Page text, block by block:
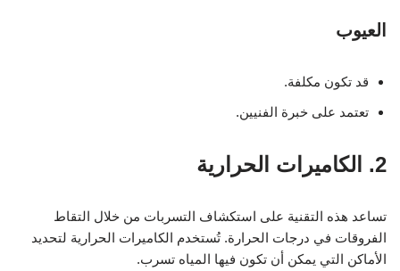
العيوب
قد تكون مكلفة.
تعتمد على خبرة الفنيين.
2. الكاميرات الحرارية
تساعد هذه التقنية على استكشاف التسربات من خلال التقاط
الفروقات في درجات الحرارة. تُستخدم الكاميرات الحرارية لتحديد
الأماكن التي يمكن أن تكون فيها المياه تسرب.